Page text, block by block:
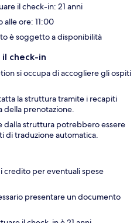
il check-in: 21 anni
ore: 11:00
è soggetto a disponibilità
check-in
si occupa di accogliere gli ospiti
la struttura tramite i recapiti
della prenotazione.
dalla struttura potrebbero essere
di traduzione automatica.
credito per eventuali spese
presentare un documento